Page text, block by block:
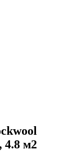
4.8 м2